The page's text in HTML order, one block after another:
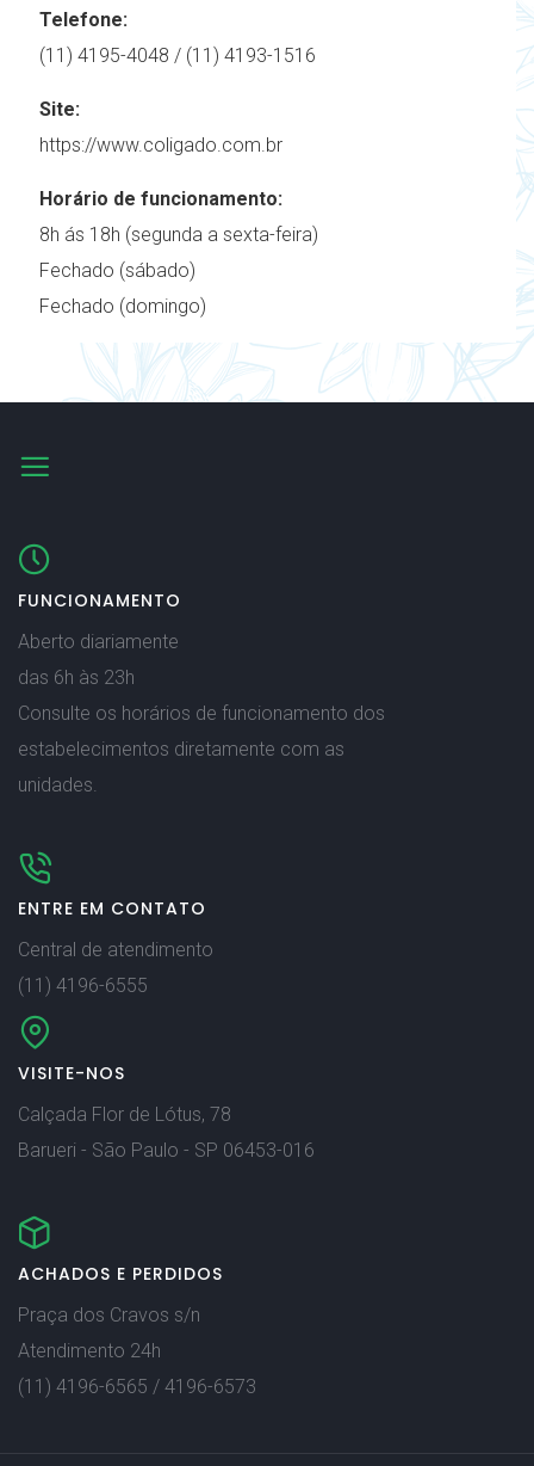
Telefone:
(11) 4195-4048 / (11) 4193-1516
Site:
https://www.coligado.com.br
Horário de funcionamento:
8h ás 18h (segunda a sexta-feira)
Fechado (sábado)
Fechado (domingo)
FUNCIONAMENTO
Aberto diariamente
das 6h às 23h
Consulte os horários de funcionamento dos
estabelecimentos diretamente com as
unidades.
ENTRE EM CONTATO
Central de atendimento
(11) 4196-6555
VISITE-NOS
Calçada Flor de Lótus, 78
Barueri - São Paulo - SP 06453-016
ACHADOS E PERDIDOS
Praça dos Cravos s/n
Atendimento 24h
(11) 4196-6565 / 4196-6573